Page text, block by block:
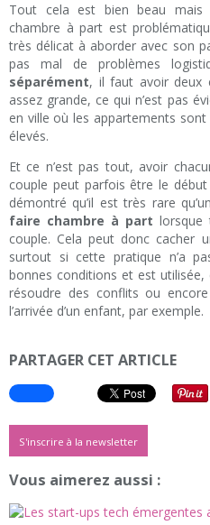
Tout cela est bien beau mais
chambre à part est
très délicat à aborder avec son
pas mal de problèmes
séparément, il faut avoir deux
assez grande, ce qui n’est pas
en ville où les appartements
élevés.
Et ce n’est pas tout, avoir
couple peut parfois être le
démontré qu’il est très rare
faire chambre à part
couple. Cela peut donc cacher
surtout si cette pratique n’a
bonnes conditions et est
résoudre des conflits ou
l’arrivée d’un enfant, par exemple.
PARTAGER CET ARTICLE
S'inscrire à la newsletter
Vous aimerez aussi :